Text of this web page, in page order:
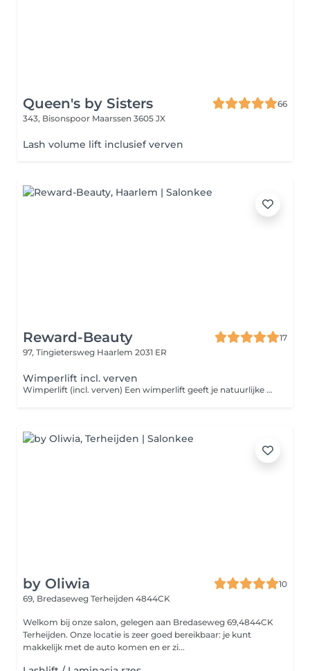
Queen's by Sisters
66
343, Bisonspoor Maarssen 3605 JX
Lash volume lift inclusief verven
Reward-Beauty
17
97, Tingietersweg Haarlem 2031 ER
Wimperlift incl. verven
Wimperlift (incl. verven) Een wimperlift geeft je natuurlijke wimpers een mooie lift vanaf de wortel, waardoor ze optisch langer lijken en je ogen direct meer open en fris ogen zonder extensions. Het resultaat blijft gemiddeld 68 weken zichtbaar. Omdat natuurlijke wimpers vaak lichtere puntjes hebben door zon, skincare of make-up, adviseren wij altijd om ze te verven. Zo wordt de lift veel beter zichtbaar en ontstaat een intensere oogopslag. Daarom is bij Reward-Beauty de wimperlift standaard inclusief verven. Perfect voor vakantie, een dag op het strand met een cocktail in de hand, of gewoon voor het Nederlandse fietsweer altijd mooie wimpers, zonder mascara. Natuurlijk resultaat. Minimale moeite. Maximale uitstraling.
by Oliwia
10
69, Bredaseweg Terheijden 4844CK
Welkom bij onze salon, gelegen aan Bredaseweg 69,4844CK
Terheijden. Onze locatie is zeer goed bereikbaar: je kunt
makkelijk met de auto komen en er zi...